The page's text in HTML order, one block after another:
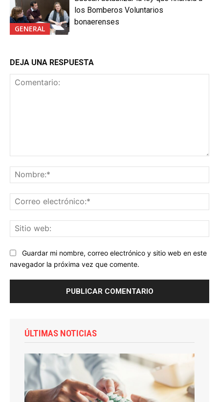
GENERAL
los Bomberos Voluntarios
bonaerenses
DEJA UNA RESPUESTA
Guardar mi nombre, correo electrónico y sitio web en este
navegador la próxima vez que comente.
ÚLTIMAS NOTICIAS